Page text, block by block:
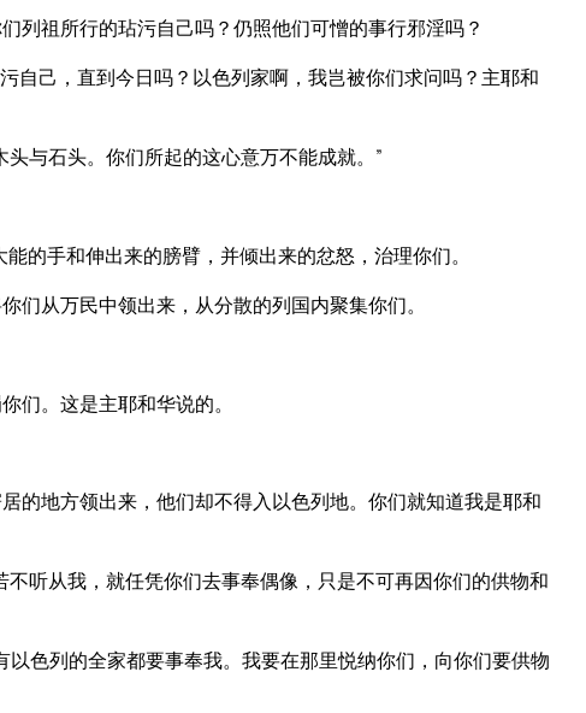
列祖所行的玷污自己吗？仍照他们可憎的事行邪淫吗？
自己，直到今日吗？以色列家啊，我岂被你们求问吗？主耶和
与石头。你们所起的这心意万不能成就。”
的手和伸出来的膀臂，并倾出来的忿怒，治理你们。
们从万民中领出来，从分散的列国内聚集你们。
们。这是主耶和华说的。
的地方领出来，他们却不得入以色列地。你们就知道我是耶和
听从我，就任凭你们去事奉偶像，只是不可再因你们的供物和
色列的全家都要事奉我。我要在那里悦纳你们，向你们要供物